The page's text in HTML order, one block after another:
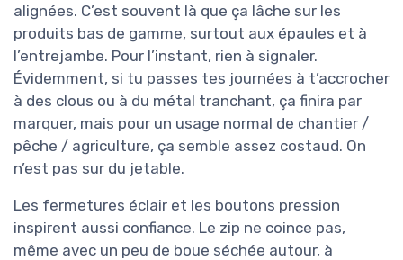
alignées. C’est souvent là que ça lâche sur les
produits bas de gamme, surtout aux épaules et à
l’entrejambe. Pour l’instant, rien à signaler.
Évidemment, si tu passes tes journées à t’accrocher
à des clous ou à du métal tranchant, ça finira par
marquer, mais pour un usage normal de chantier /
pêche / agriculture, ça semble assez costaud. On
n’est pas sur du jetable.
Les fermetures éclair et les boutons pression
inspirent aussi confiance. Le zip ne coince pas,
même avec un peu de boue séchée autour, à